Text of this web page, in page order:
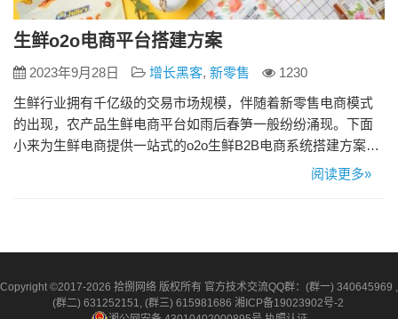
生鲜o2o电商平台搭建方案
2023年9月28日 增长黑客, 新零售
1230
生鲜行业拥有千亿级的交易市场规模，伴随着新零售电商模式
的出现，农产品生鲜电商平台如雨后春笋一般纷纷涌现。下面
小来为生鲜电商提供一站式的o2o生鲜B2B电商系统搭建方案。
一、实现移动互联的一体化o2o生鲜商城平台 管理学中有个著名
快市…
阅读更多»
Copyright ©2017-2026 拾捌网络 版权所有 官方技术交流QQ群：(群一) 340645969 ,
(群二) 631252151, (群三) 615981686 湘ICP备19023902号-2